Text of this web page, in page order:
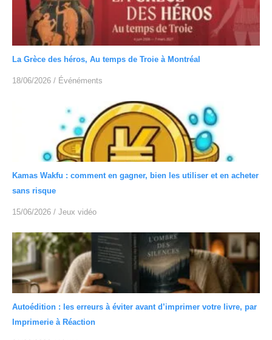
La Grèce des héros, Au temps de Troie à Montréal
18/06/2026 / Événéments
Kamas Wakfu : comment en gagner, bien les utiliser et en acheter
sans risque
15/06/2026 / Jeux vidéo
Autoédition : les erreurs à éviter avant d’imprimer votre livre, par
Imprimerie à Réaction